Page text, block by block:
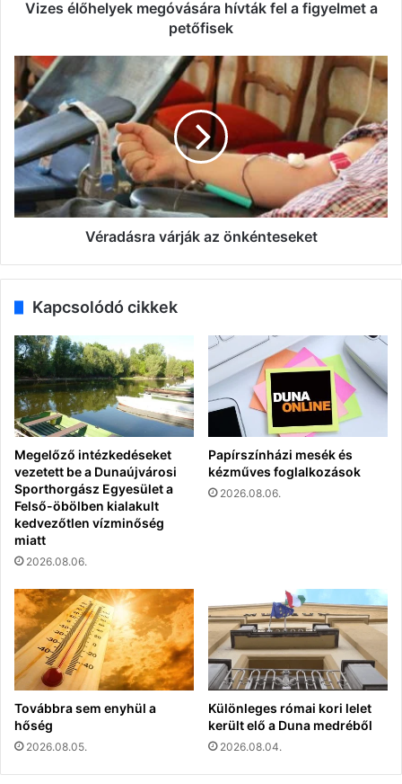
Vizes élőhelyek megóvására hívták fel a figyelmet a
petőfisek
Véradásra
várják
az
önkénteseket
Véradásra várják az önkénteseket
Kapcsolódó cikkek
Megelőző intézkedéseket
vezetett be a Dunaújvárosi
Sporthorgász Egyesület a
Felső-öbölben kialakult
kedvezőtlen vízminőség
miatt
2026.08.06.
Papírszínházi mesék és
kézműves foglalkozások
2026.08.06.
Továbbra sem enyhül a
hőség
2026.08.05.
Különleges római kori lelet
került elő a Duna medréből
2026.08.04.